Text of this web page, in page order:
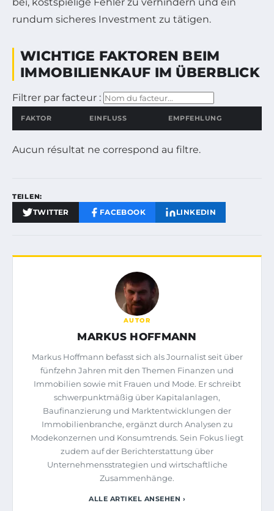
rundum sicheres Investment zu tätigen.
WICHTIGE FAKTOREN BEIM
IMMOBILIENKAUF IM ÜBERBLICK
Filtrer par facteur :
FAKTOR EINFLUSS EMPFEHLUNG
Aucun résultat ne correspond au filtre.
TEILEN:
TWITTER FACEBOOK LINKEDIN
AUTOR
MARKUS HOFFMANN
Markus Hoffmann befasst sich als Journalist seit über
fünfzehn Jahren mit den Themen Finanzen und
Immobilien sowie mit Frauen und Mode. Er schreibt
schwerpunktmäßig über Kapitalanlagen,
Baufinanzierung und Marktentwicklungen der
Immobilienbranche, ergänzt durch Analysen zu
Modekonzernen und Konsumtrends. Sein Fokus liegt
zudem auf der Berichterstattung über
Unternehmensstrategien und wirtschaftliche
Zusammenhänge.
ALLE ARTIKEL ANSEHEN ›